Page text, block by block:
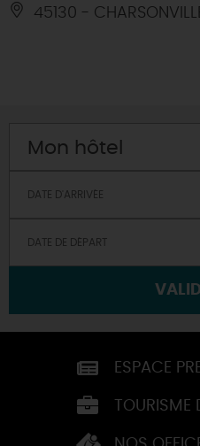
45130 -
Mon hôtel
ESPACE
TOURISME